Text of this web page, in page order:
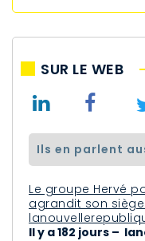
SUR LE WEB
ils en parlent
Le groupe Hervé
agrandit son
Il y a 182 jours –